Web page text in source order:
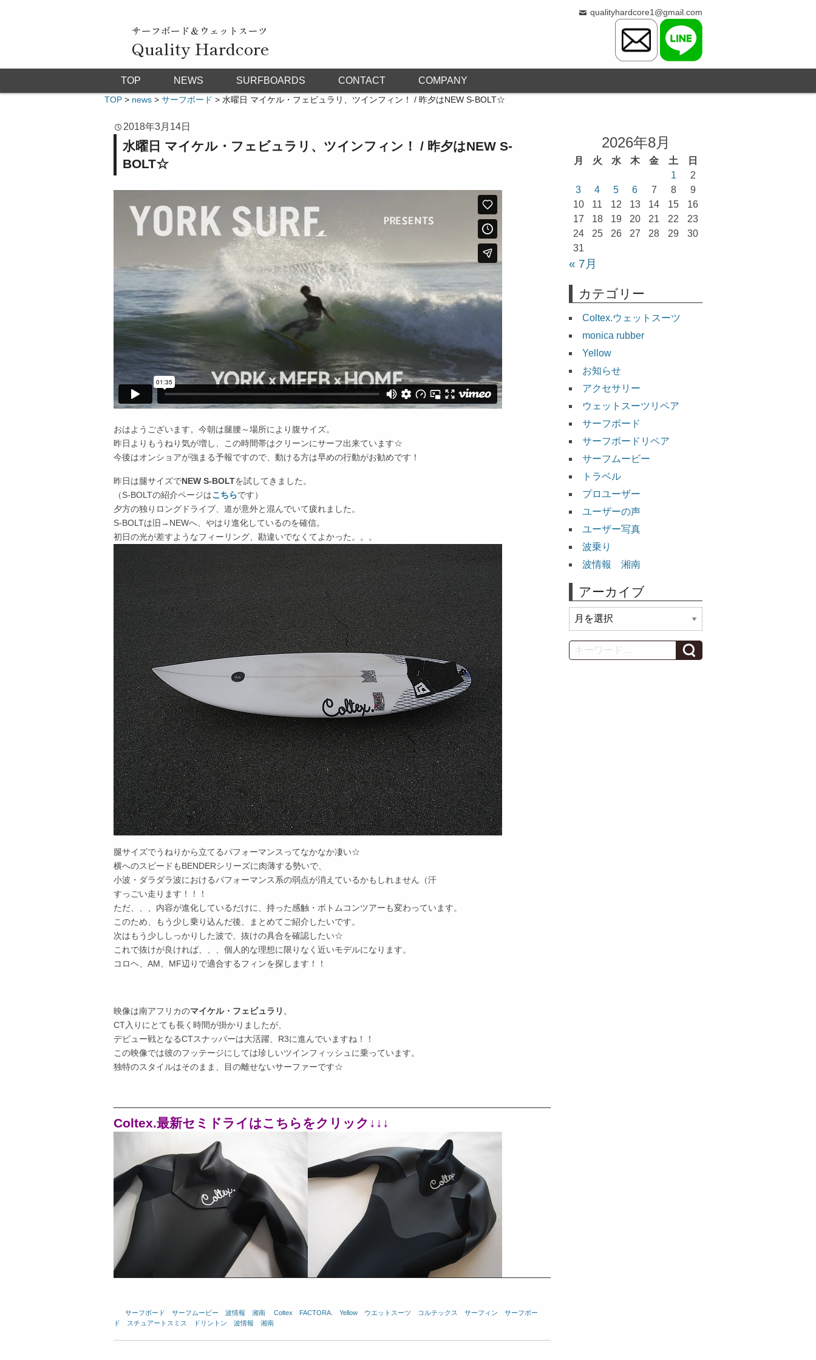
サーフボード＆ウェットスーツ
Quality Hardcore
qualityhardcore1@gmail.com
TOP NEWS SURFBOARDS CONTACT COMPANY
TOP > news > サーフボード > 水曜日 マイケル・フェビュラリ、ツインフィン！ / 昨夕はNEW S-BOLT☆
2018年3月14日
水曜日 マイケル・フェビュラリ、ツインフィン！ / 昨夕はNEW S-
BOLT☆
おはようございます。今朝は腿腰～場所により腹サイズ。
昨日よりもうねり気が増し、この時間帯はクリーンにサーフ出来ています☆
今後はオンショアが強まる予報ですので、動ける方は早めの行動がお勧めです！
昨日は腿サイズでNEW S-BOLTを試してきました。
（S-BOLTの紹介ページはこちらです）
夕方の独りロングドライブ、道が意外と混んでいて疲れました。
S-BOLTは旧→NEWへ、やはり進化しているのを確信。
初日の光が差すようなフィーリング、勘違いでなくてよかった。。。
腿サイズでうねりから立てるパフォーマンスってなかなか凄い☆
横へのスピードもBENDERシリーズに肉薄する勢いで、
小波・ダラダラ波におけるパフォーマンス系の弱点が消えているかもしれません（汗
すっごい走ります！！！
ただ、、、内容が進化しているだけに、持った感触・ボトムコンツアーも変わっています。
このため、もう少し乗り込んだ後、まとめてご紹介したいです。
次はもう少ししっかりした波で、抜けの具合を確認したい☆
これで抜けが良ければ、、、個人的な理想に限りなく近いモデルになります。
コロヘ、AM、MF辺りで適合するフィンを探します！！
映像は南アフリカのマイケル・フェビュラリ 。
CT入りにとても長く時間が掛かりましたが、
デビュー戦となるCTスナッパーは大活躍、R3に進んでいますね！！
この映像では彼のフッテージにしては珍しいツインフィッシュに乗っています。
独特のスタイルはそのまま、目の離せないサーファーです☆
Coltex.最新セミドライはこちらをクリック↓↓↓
サーフボード サーフムービー 波情報 湘南 Coltex FACTORA. Yellow ウエットスーツ コルテックス サーフィン
サーフボー
ド
スチュアートスミス ドリントン 波情報 湘南
2026年8月
月 火 水 木 金 土
日
1
2
3
4 5 6 7 8
9
10
11 12 13 14 15
16
17
18 19 20 21 22
23
24
25 26 27 28 29
30
31
« 7月
カテゴリー
Coltex.ウェットスーツ
monica rubber
Yellow
お知らせ
アクセサリー
ウェットスーツリペア
サーフボード
サーフボードリペア
サーフムービー
トラベル
プロユーザー
ユーザーの声
ユーザー写真
波乗り
波情報 湘南
アーカイブ
ー
カ
イ
Search